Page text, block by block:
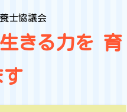
士協議会
きる力を 育
す